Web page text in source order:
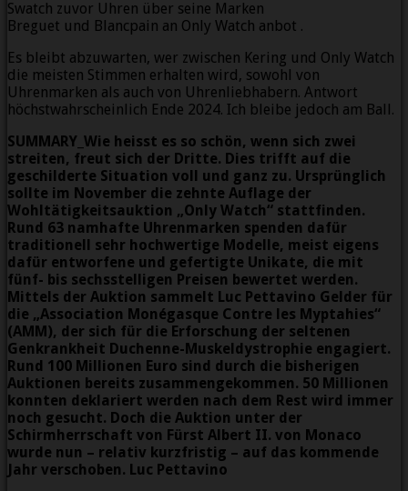
Swatch zuvor Uhren über seine Marken
Breguet und Blancpain an Only Watch anbot .
Es bleibt abzuwarten, wer zwischen Kering und Only Watch
die meisten Stimmen erhalten wird, sowohl von
Uhrenmarken als auch von Uhrenliebhabern. Antwort
höchstwahrscheinlich Ende 2024. Ich bleibe jedoch am Ball.
SUMMARY_Wie heisst es so schön, wenn sich zwei
streiten, freut sich der Dritte. Dies trifft auf die
geschilderte Situation voll und ganz zu. Ursprünglich
sollte im November die zehnte Auflage der
Wohltätigkeitsauktion „Only Watch“ stattfinden.
Rund 63 namhafte Uhrenmarken spenden dafür
traditionell sehr hochwertige Modelle, meist eigens
dafür entworfene und gefertigte Unikate, die mit
fünf- bis sechsstelligen Preisen bewertet werden.
Mittels der Auktion sammelt Luc Pettavino Gelder für
die „Association Monégasque Contre les Myptahies“
(AMM), der sich für die Erforschung der seltenen
Genkrankheit Duchenne-Muskeldystrophie engagiert.
Rund 100 Millionen Euro sind durch die bisherigen
Auktionen bereits zusammengekommen. 50 Millionen
konnten deklariert werden nach dem Rest wird immer
noch gesucht. Doch die Auktion unter der
Schirmherrschaft von Fürst Albert II. von Monaco
wurde nun – relativ kurzfristig – auf das kommende
Jahr verschoben. Luc Pettavino